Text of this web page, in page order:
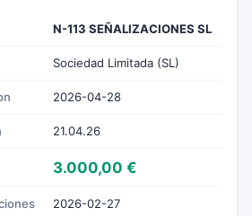
N-113 SEÑALIZACIONES SL
Sociedad Limitada (SL)
2026-04-28
21.04.26
3.000,00 €
2026-02-27